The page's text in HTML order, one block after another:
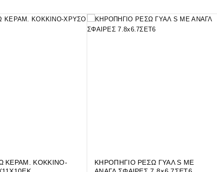
ΚΕΡΑΜ. ΚΟΚΚΙΝΟ-
ΚΗΡΟΠΗΓΙΟ ΡΕΣΩ ΓΥΑΛ S ΜΕ